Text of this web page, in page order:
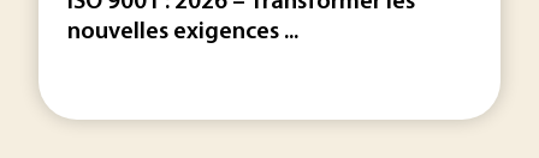
nouvelles exigences ...